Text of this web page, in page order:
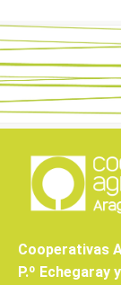
Cooperativas
P.º Echegaray